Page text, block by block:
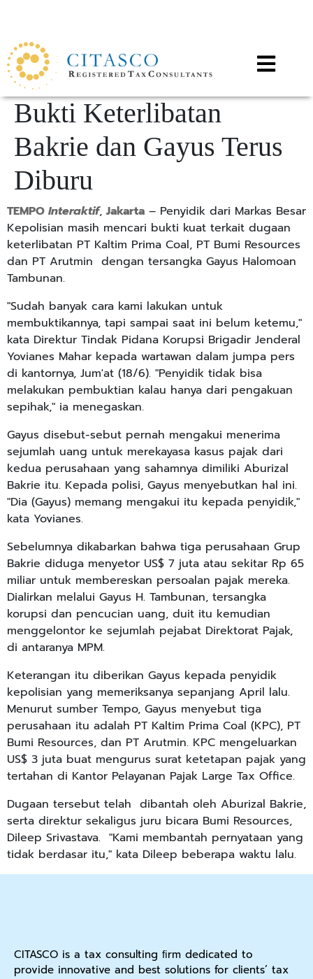
Bukti Keterlibatan
Bakrie dan Gayus Terus
Diburu
TEMPO Interaktif, Jakarta – Penyidik dari Markas Besar
Kepolisian masih mencari bukti kuat terkait dugaan
keterlibatan PT Kaltim Prima Coal, PT Bumi Resources
dan PT Arutmin dengan tersangka Gayus Halomoan
Tambunan.
"Sudah banyak cara kami lakukan untuk
membuktikannya, tapi sampai saat ini belum ketemu,"
kata Direktur Tindak Pidana Korupsi Brigadir Jenderal
Yovianes Mahar kepada wartawan dalam jumpa pers
di kantornya, Jum'at (18/6). "Penyidik tidak bisa
melakukan pembuktian kalau hanya dari pengakuan
sepihak," ia menegaskan.
Gayus disebut-sebut pernah mengakui menerima
sejumlah uang untuk merekayasa kasus pajak dari
kedua perusahaan yang sahamnya dimiliki Aburizal
Bakrie itu. Kepada polisi, Gayus menyebutkan hal ini.
"Dia (Gayus) memang mengakui itu kepada penyidik,"
kata Yovianes.
Sebelumnya dikabarkan bahwa tiga perusahaan Grup
Bakrie diduga menyetor US$ 7 juta atau sekitar Rp 65
miliar untuk membereskan persoalan pajak mereka.
Dialirkan melalui Gayus H. Tambunan, tersangka
korupsi dan pencucian uang, duit itu kemudian
menggelontor ke sejumlah pejabat Direktorat Pajak,
di antaranya MPM.
Keterangan itu diberikan Gayus kepada penyidik
kepolisian yang memeriksanya sepanjang April lalu.
Menurut sumber Tempo, Gayus menyebut tiga
perusahaan itu adalah PT Kaltim Prima Coal (KPC), PT
Bumi Resources, dan PT Arutmin. KPC mengeluarkan
US$ 3 juta buat mengurus surat ketetapan pajak yang
tertahan di Kantor Pelayanan Pajak Large Tax Office.
Dugaan tersebut telah dibantah oleh Aburizal Bakrie,
serta direktur sekaligus juru bicara Bumi Resources,
Dileep Srivastava. "Kami membantah pernyataan yang
tidak berdasar itu," kata Dileep beberapa waktu lalu.
CITASCO is a tax consulting ﬁrm dedicated to
provide innovative and best solutions for clients’ tax